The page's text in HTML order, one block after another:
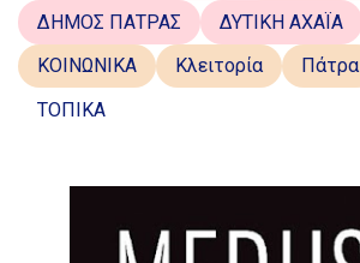
ΔΗΜΟΣ ΠΑΤΡΑΣ
ΔΥΤΙΚΗ ΑΧΑΪΑ
ΚΟΙΝΩΝΙΚΑ
Κλειτορία Πάτρα
ΤΟΠΙΚΑ